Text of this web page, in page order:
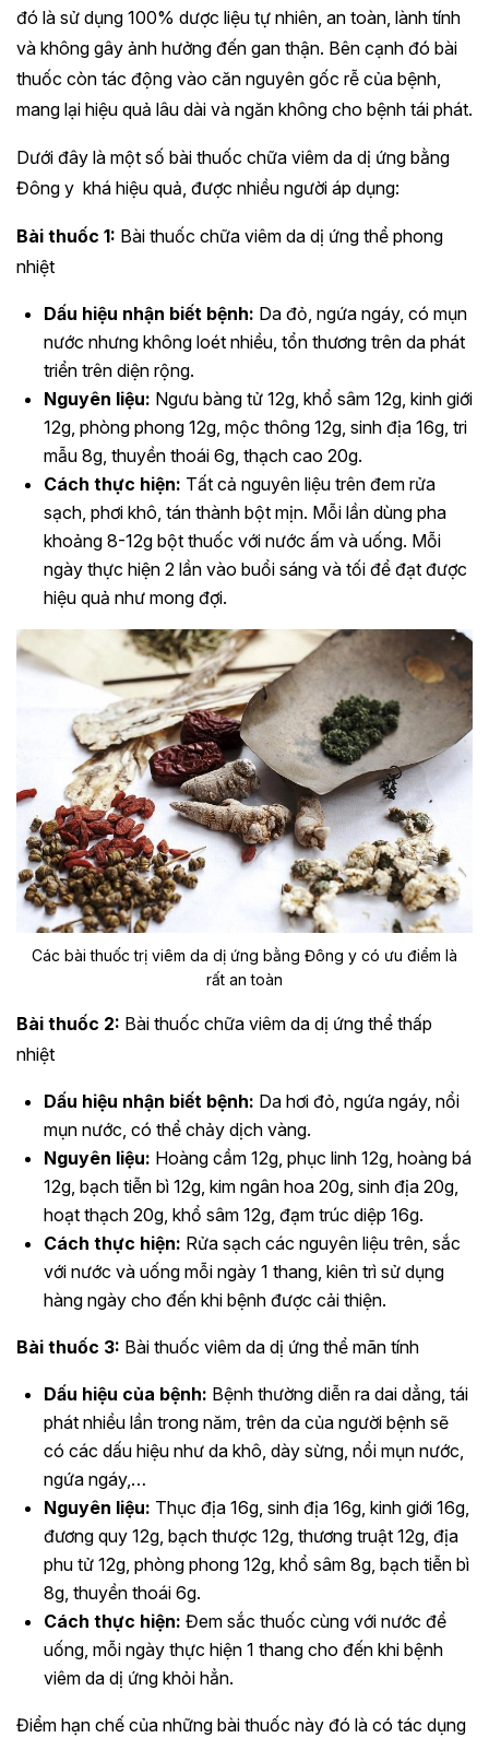
đó là sử dụng 100% dược liệu tự nhiên, an toàn, lành tính
và không gây ảnh hưởng đến gan thận. Bên cạnh đó bài
thuốc còn tác động vào căn nguyên gốc rễ của bệnh,
mang lại hiệu quả lâu dài và ngăn không cho bệnh tái phát.
Dưới đây là một số bài thuốc chữa viêm da dị ứng bằng
Đông y khá hiệu quả, được nhiều người áp dụng:
Bài thuốc 1: Bài thuốc chữa viêm da dị ứng thể phong
nhiệt
Dấu hiệu nhận biết bệnh: Da đỏ, ngứa ngáy, có mụn
nước nhưng không loét nhiều, tổn thương trên da phát
triển trên diện rộng.
Nguyên liệu: Ngưu bàng tử 12g, khổ sâm 12g, kinh giới
12g, phòng phong 12g, mộc thông 12g, sinh địa 16g, tri
mẫu 8g, thuyền thoái 6g, thạch cao 20g.
Cách thực hiện: Tất cả nguyên liệu trên đem rửa
sạch, phơi khô, tán thành bột mịn. Mỗi lần dùng pha
khoảng 8-12g bột thuốc với nước ấm và uống. Mỗi
ngày thực hiện 2 lần vào buổi sáng và tối để đạt được
hiệu quả như mong đợi.
Các bài thuốc trị viêm da dị ứng bằng Đông y có ưu điểm là
rất an toàn
Bài thuốc 2: Bài thuốc chữa viêm da dị ứng thể thấp
nhiệt
Dấu hiệu nhận biết bệnh: Da hơi đỏ, ngứa ngáy, nổi
mụn nước, có thể chảy dịch vàng.
Nguyên liệu: Hoàng cầm 12g, phục linh 12g, hoàng bá
12g, bạch tiễn bì 12g, kim ngân hoa 20g, sinh địa 20g,
hoạt thạch 20g, khổ sâm 12g, đạm trúc diệp 16g.
Cách thực hiện: Rửa sạch các nguyên liệu trên, sắc
với nước và uống mỗi ngày 1 thang, kiên trì sử dụng
hàng ngày cho đến khi bệnh được cải thiện.
Bài thuốc 3: Bài thuốc viêm da dị ứng thể mãn tính
Dấu hiệu của bệnh: Bệnh thường diễn ra dai dẳng, tái
phát nhiều lần trong năm, trên da của người bệnh sẽ
có các dấu hiệu như da khô, dày sừng, nổi mụn nước,
ngứa ngáy,…
Nguyên liệu: Thục địa 16g, sinh địa 16g, kinh giới 16g,
đương quy 12g, bạch thược 12g, thương truật 12g, địa
phu tử 12g, phòng phong 12g, khổ sâm 8g, bạch tiễn bì
8g, thuyền thoái 6g.
Cách thực hiện: Đem sắc thuốc cùng với nước để
uống, mỗi ngày thực hiện 1 thang cho đến khi bệnh
viêm da dị ứng khỏi hẳn.
Điểm hạn chế của những bài thuốc này đó là có tác dụng